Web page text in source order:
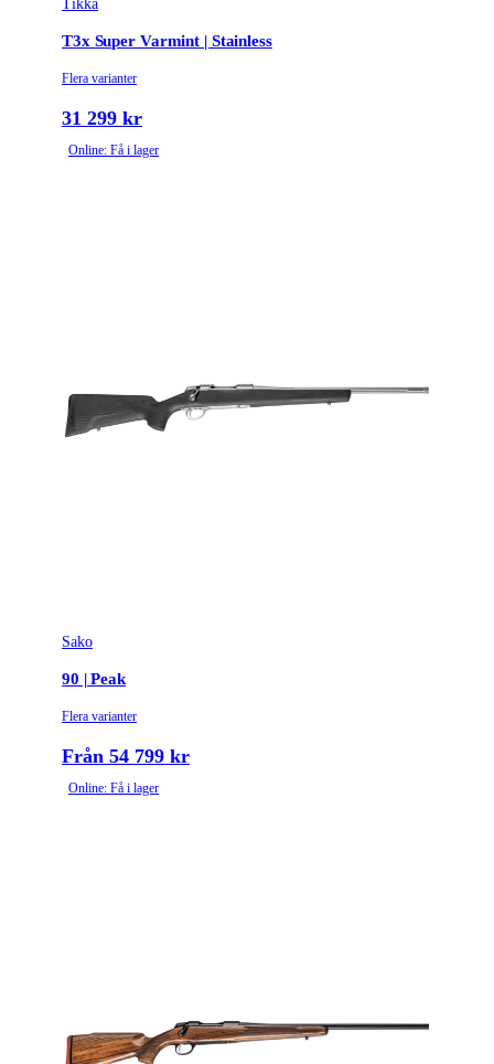
Tikka
T3x Super Varmint | Stainless
Flera varianter
31 299 kr
Online: Få i lager
Sako
90 | Peak
Flera varianter
Från 54 799 kr
Online: Få i lager